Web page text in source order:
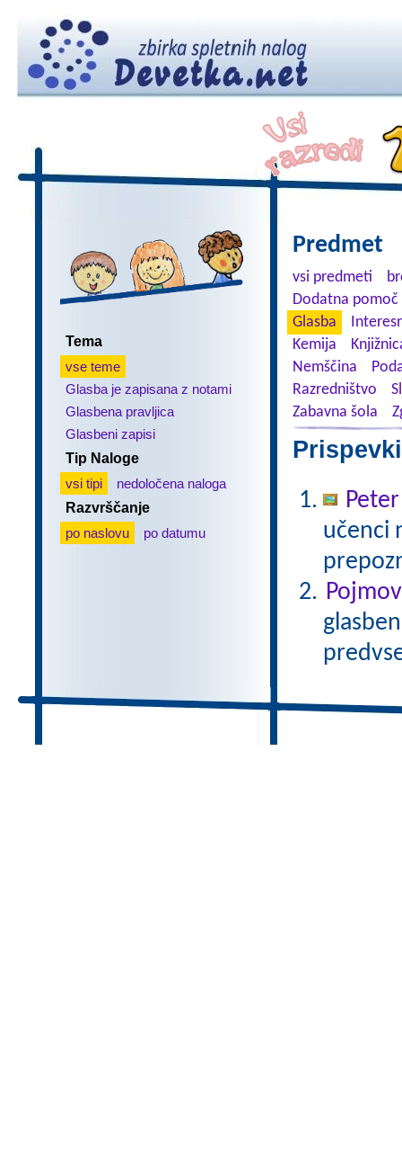
Tema
vse teme
Glasba je zapisana z notami
Glasbena pravljica
Glasbeni zapisi
Tip Naloge
vsi tipi
nedoločena naloga
Razvrščanje
po naslovu
po datumu
Predmet
vsi predmeti
Dodatna
Glasba
Kemija
Nemščina
Razredništvo
Zabavna šola
učenci